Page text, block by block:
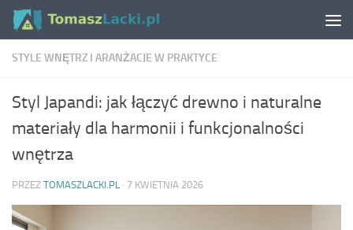
Skip to content
STYLE WNĘTRZ I ARANŻACJE W PRAKTYCE
Styl Japandi: jak łączyć drewno i naturalne
materiały dla harmonii i funkcjonalności
wnętrza
PRZEZ TOMASZLACKI.PL · 7 KWIETNIA 2026